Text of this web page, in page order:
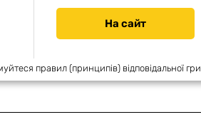
На сайт
правил (принципів) відповідальної гри